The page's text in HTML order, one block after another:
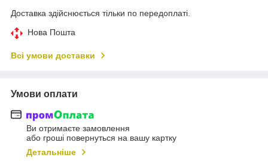
Доставка здійснюється тільки по передоплаті.
Нова Пошта
Всі умови доставки
Умови оплати
Ви отримаєте замовлення
або гроші повернуться на вашу картку
Детальніше